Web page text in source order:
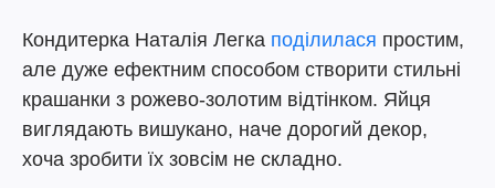
Кондитерка Наталія Легка поділилася простим,
але дуже ефектним способом створити стильні
крашанки з рожево-золотим відтінком. Яйця
виглядають вишукано, наче дорогий декор,
хоча зробити їх зовсім не складно.